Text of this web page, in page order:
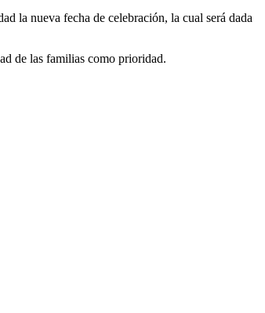
la nueva fecha de celebración, la cual será dada
de las familias como prioridad.